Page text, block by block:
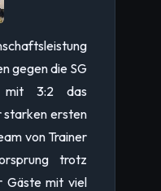
gegen die SG
mit 3:2 das
starken ersten
von Trainer
trotz
Gäste mit viel